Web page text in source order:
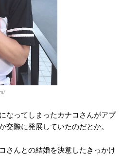
なってしまったカナコさんがアプ
交際に発展していたのだとか。
さんとの結婚を決意したきっかけ